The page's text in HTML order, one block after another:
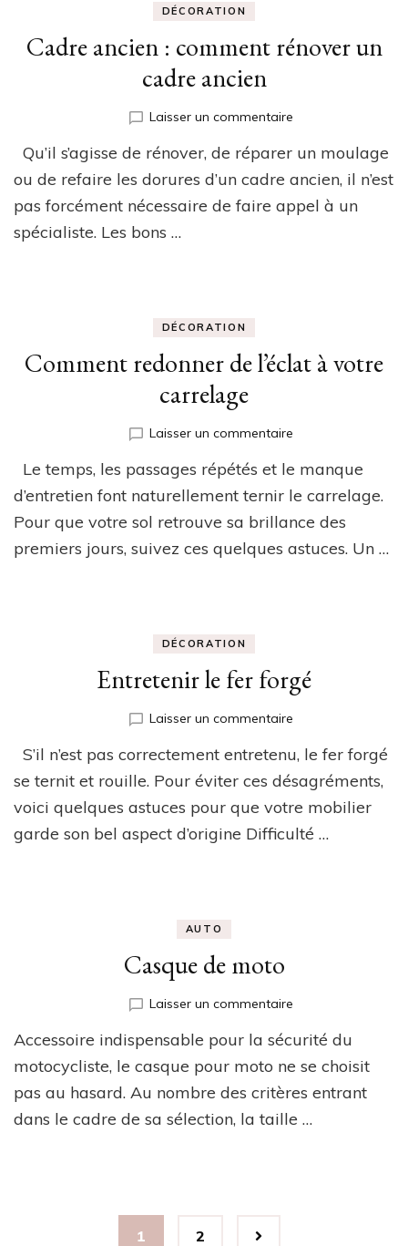
DÉCORATION
Cadre ancien : comment rénover un
cadre ancien
Laisser un commentairesur
ancien
comment
rénover
Qu’il s’agisse de rénover, de réparer un moulage
ou de refaire les dorures d’un cadre ancien, il n’est
pas forcément nécessaire de faire appel à un
spécialiste. Les bons …
DÉCORATION
Comment redonner de l’éclat à votre
carrelage
Laisser un commentairesur
redonner
de
à
votre
Le temps, les passages répétés et le manque
d’entretien font naturellement ternir le carrelage.
Pour que votre sol retrouve sa brillance des
premiers jours, suivez ces quelques astuces. Un …
DÉCORATION
Entretenir le fer forgé
Laisser un commentairesur
le
forgé
S’il n’est pas correctement entretenu, le fer forgé
se ternit et rouille. Pour éviter ces désagréments,
voici quelques astuces pour que votre mobilier
garde son bel aspect d’origine Difficulté …
AUTO
Casque de moto
Laisser un commentairesur
de
Accessoire indispensable pour la sécurité du
motocycliste, le casque pour moto ne se choisit
pas au hasard. Au nombre des critères entrant
dans le cadre de sa sélection, la taille …
NavigationPage
1 Page
2